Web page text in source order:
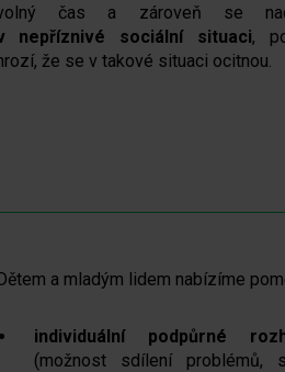
čas a zároveň se
nepříznivé sociální situaci,
že se v takové situaci ocitnou.
a mladým lidem nabízíme
individuální podpůrné
(možnost sdílení problémů,